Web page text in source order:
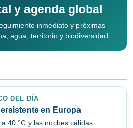
y agenda global
inmediato y próximas
agua, territorio y biodiversidad.
DEL DÍA
en Europa
40 °C y las noches cálidas